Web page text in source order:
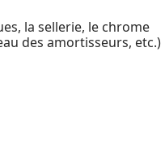
la sellerie, le chrome
des amortisseurs, etc.)